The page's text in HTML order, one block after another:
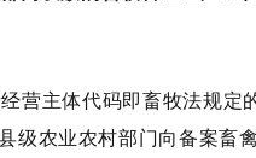
营主体代码即畜牧法规定
级农业农村部门向备案畜